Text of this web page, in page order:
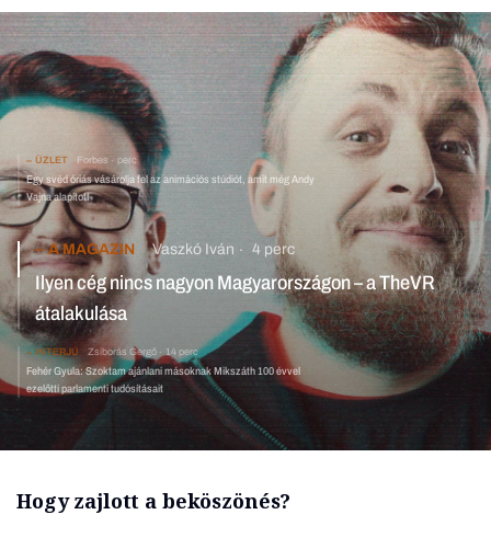
ÜZLET Forbes perc
Egy svéd óriás vásárolja fel az animációs stúdiót, amit még Andy
Vajna alapított
A MAGAZIN Vaszkó Iván 4 perc
Ilyen cég nincs nagyon Magyarországon – a TheVR
átalakulása
INTERJÚ Zsiborás Gergő 14 perc
Fehér Gyula: Szoktam ajánlani másoknak Mikszáth 100 évvel
ezelőtti parlamenti tudósításait
Hogy zajlott a beköszönés?